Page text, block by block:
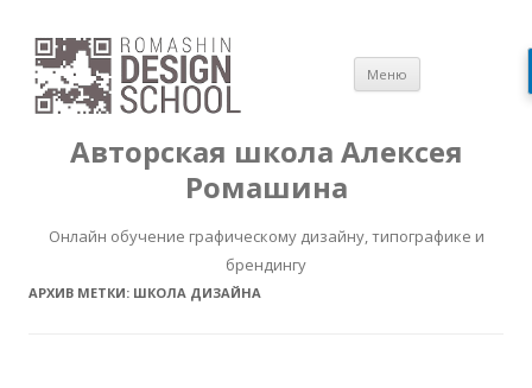
Авторская школа Алексея
Ромашина
Онлайн обучение графическому дизайну, типографике и
брендингу
Меню
содержимому
АРХИВ МЕТКИ: ШКОЛА ДИЗАЙНА